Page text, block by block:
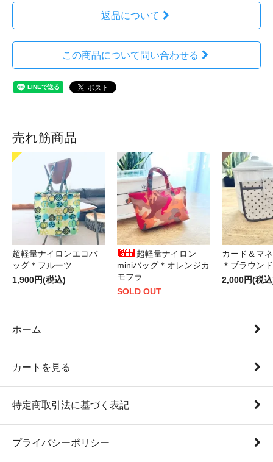
返品について
この商品について問い合わせる
売れ筋商品
超軽量ナイロンエコバ
ッグ＊フルーツ
1,900円(税込)
超軽量ナイロン
miniバッグ＊オレンジカ
モフラ
SOLD OUT
カード＆マ
＊ブラウン
2,000円(税
ホーム
カートを見る
特定商取引法に基づく表記
プライバシーポリシー